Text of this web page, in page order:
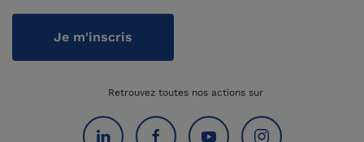
Je m'inscris
Retrouvez toutes nos actions sur